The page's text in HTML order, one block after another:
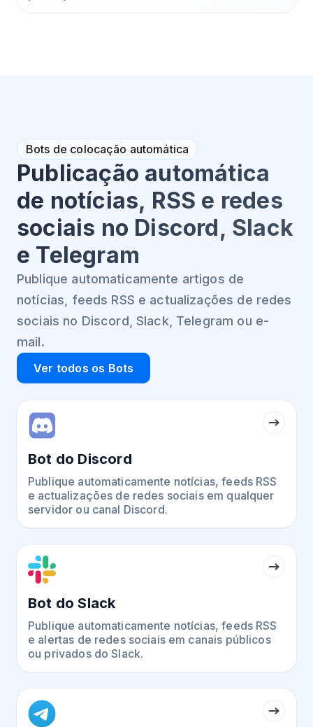
Bots de colocação automática
Publicação automática
de notícias, RSS e redes
sociais no Discord, Slack
e Telegram
Publique automaticamente artigos de
notícias, feeds RSS e actualizações de redes
sociais no Discord, Slack, Telegram ou e-
mail.
Ver todos os Bots
Bot do Discord
Publique automaticamente notícias, feeds RSS
e actualizações de redes sociais em qualquer
servidor ou canal Discord.
Bot do Slack
Publique automaticamente notícias, feeds RSS
e alertas de redes sociais em canais públicos
ou privados do Slack.